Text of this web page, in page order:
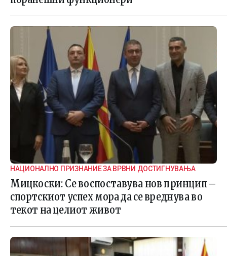
НАЦИОНАЛНО ПРИЗНАНИЕ ЗА ВРВНИ ДОСТИГНУВАЊА
Мицкоски: Се воспоставува нов принцип –
спортскиот успех мора да се вреднува во
текот на целиот живот